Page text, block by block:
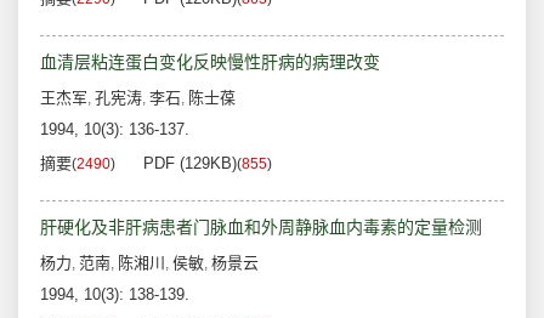
血清层粘连蛋白变化反映慢性肝病的病理改变
王杰军, 孔宪涛, 李石, 陈士葆
1994, 10(3): 136-137.
摘要(2490) PDF (129KB)(855)
肝硬化及非肝病患者门脉血和外周静脉血内毒素的定量检测
杨力, 范南, 陈湘川 , 侯敏, 杨景云
1994, 10(3): 138-139.